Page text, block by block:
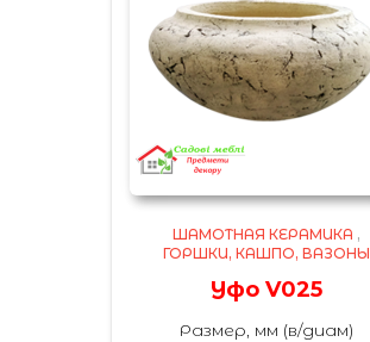
ШАМОТНАЯ КЕРАМИКА ,
ГОРШКИ, КАШПО, ВАЗОНЫ
Уфо V025
Размер, мм (в/диам)